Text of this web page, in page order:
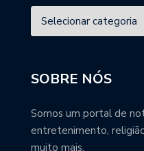
SOBRE NÓS
Somos um portal de
entretenimento,
muito mais.